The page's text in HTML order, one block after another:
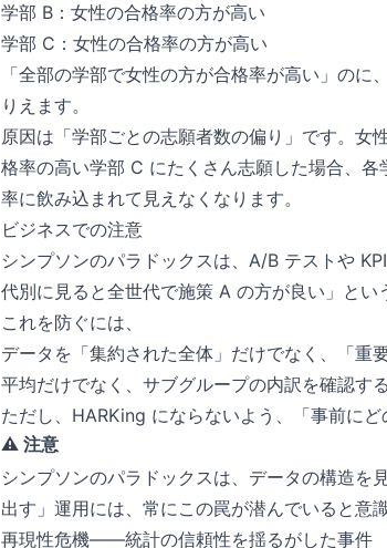
学部 B：女性の合格率の方が高い
学部 C：女性の合格率の方が高い
「全部の学部で女性の方が合格率が高い」の
りえます。
原因は「学部ごとの志願者数の偏り」です。女
格率の高い学部 C にたくさん志願した場合、
率に飲み込まれて見えなくなります。
ビジネスでの注意
シンプソンのパラドックスは、A/B テストや
代別に見ると全世代で施策 A の方が良い」とい
これを防ぐには、
データを「集約された全体」だけでなく、「重
平均だけでなく、サブグループの内訳を確認する
ただし、HARKing にならないよう、「事前に
⚠️ 注意
シンプソンのパラドックスは、データの構造を
出す」運用には、常にこの罠が潜んでいると意
再現性危機——統計の信頼性を揺るがした事件